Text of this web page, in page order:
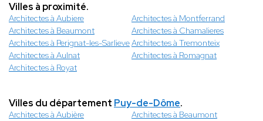
Villes à proximité.
Architectes à Aubiere
Architectes à Montferrand
Architectes à Beaumont
Architectes à Chamalieres
Architectes à Perignat-les-SarlieveArchitectes à Tremonteix
Architectes à Aulnat
Architectes à Romagnat
Architectes à Royat
Villes du département Puy-de-Dôme.
Architectes à Aubière
Architectes à Beaumont